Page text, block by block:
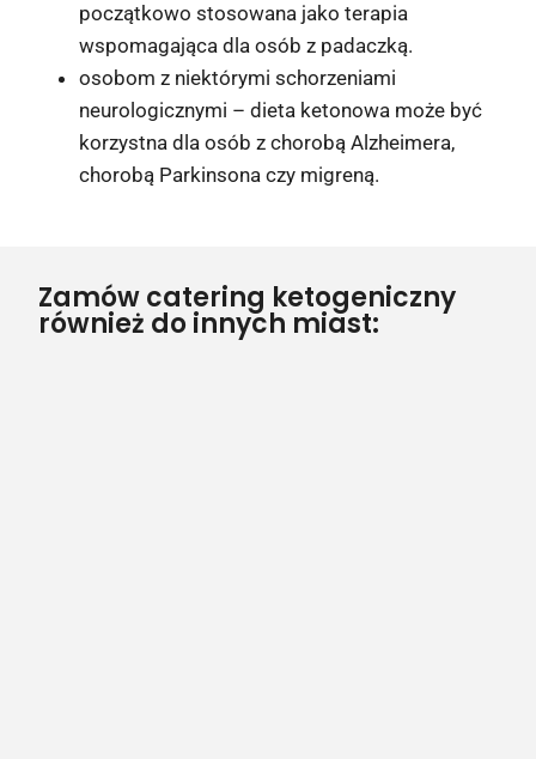
początkowo stosowana jako terapia
wspomagająca dla osób z padaczką.
osobom z niektórymi schorzeniami
neurologicznymi – dieta ketonowa może być
korzystna dla osób z chorobą Alzheimera,
chorobą Parkinsona czy migreną.
Zamów catering ketogeniczny
również do innych miast: